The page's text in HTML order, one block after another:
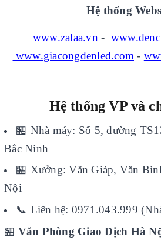
Hệ thống
www.zalaa.vn -
www.giacongdenled.com -
Hệ thống VP và
🏪 Nhà máy: Số 5, đường
Bắc Ninh
🏪 Xưởng: Văn Giáp, Văn
Nội
📞 Liên hệ: 0971.043.999
🏪 Văn Phòng Giao Dịch Hà